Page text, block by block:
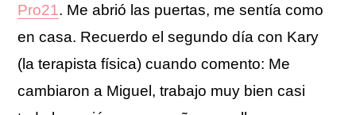
Pro21. Me abrió las puertas, me sentía como
en casa. Recuerdo el segundo día con Kary
(la terapista física) cuando comento: Me
cambiaron a Miguel, trabajo muy bien casi